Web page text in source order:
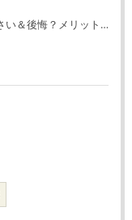
カーゲートはめんどくさい＆後悔？メリット・デメリットを解説！